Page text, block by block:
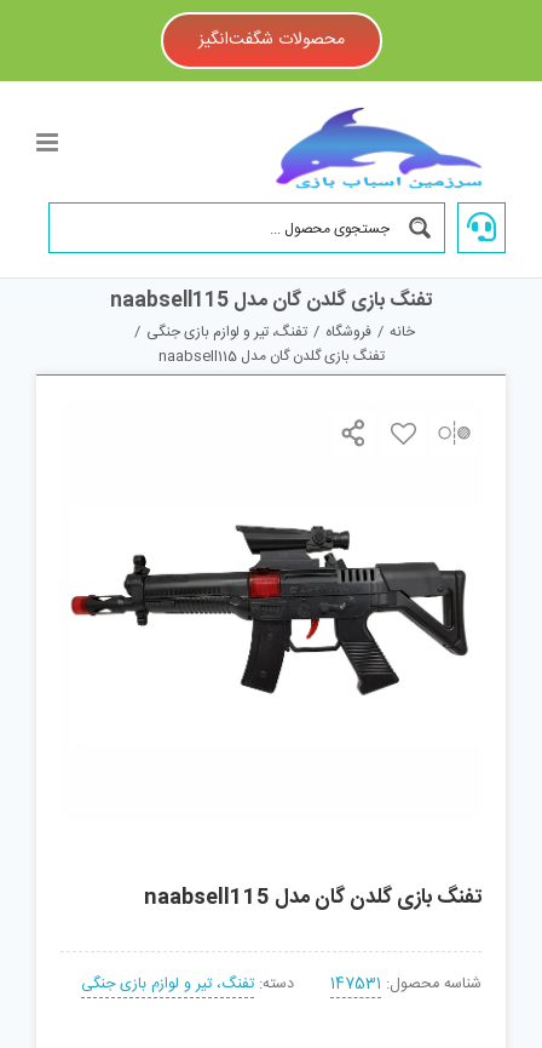
محصولات شگفت‌انگیز
تفنگ بازی گلدن گان مدل naabsell115
خانه / فروشگاه / تفنگ، تیر و لوازم بازی جنگی /
تفنگ بازی گلدن گان مدل naabsell115
تفنگ بازی گلدن گان مدل naabsell115
شناسه محصول: 147531 دسته: تفنگ، تیر و لوازم بازی جنگی